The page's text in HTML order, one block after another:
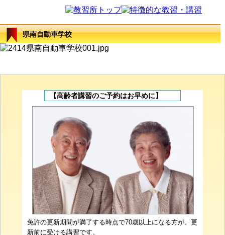
県南自動車学校
【高齢者講習のご予約はお早めに】
免許の更新期間が満了する時点で70歳以上になる方が、更
新前に受ける講習です。